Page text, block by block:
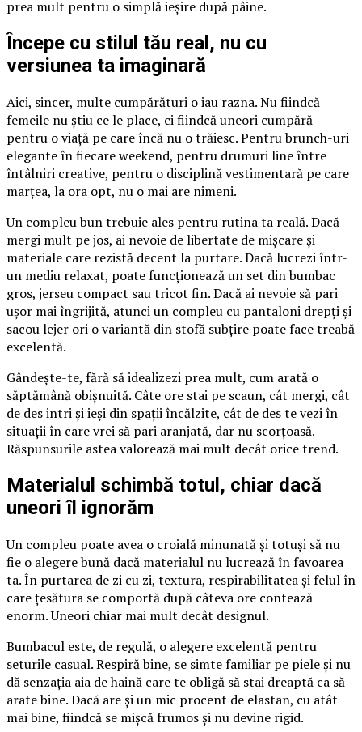
prea mult pentru o simplă ieșire după pâine.
Începe cu stilul tău real, nu cu
versiunea ta imaginară
Aici, sincer, multe cumpărături o iau razna. Nu fiindcă
femeile nu știu ce le place, ci fiindcă uneori cumpără
pentru o viață pe care încă nu o trăiesc. Pentru brunch-uri
elegante în fiecare weekend, pentru drumuri line între
întâlniri creative, pentru o disciplină vestimentară pe care
marțea, la ora opt, nu o mai are nimeni.
Un compleu bun trebuie ales pentru rutina ta reală. Dacă
mergi mult pe jos, ai nevoie de libertate de mișcare și
materiale care rezistă decent la purtare. Dacă lucrezi într-
un mediu relaxat, poate funcționează un set din bumbac
gros, jerseu compact sau tricot fin. Dacă ai nevoie să pari
ușor mai îngrijită, atunci un compleu cu pantaloni drepți și
sacou lejer ori o variantă din stofă subțire poate face treabă
excelentă.
Gândește-te, fără să idealizezi prea mult, cum arată o
săptămână obișnuită. Câte ore stai pe scaun, cât mergi, cât
de des intri și ieși din spații încălzite, cât de des te vezi în
situații în care vrei să pari aranjată, dar nu scorțoasă.
Răspunsurile astea valorează mai mult decât orice trend.
Materialul schimbă totul, chiar dacă
uneori îl ignorăm
Un compleu poate avea o croială minunată și totuși să nu
fie o alegere bună dacă materialul nu lucrează în favoarea
ta. În purtarea de zi cu zi, textura, respirabilitatea și felul în
care țesătura se comportă după câteva ore contează
enorm. Uneori chiar mai mult decât designul.
Bumbacul este, de regulă, o alegere excelentă pentru
seturile casual. Respiră bine, se simte familiar pe piele și nu
dă senzația aia de haină care te obligă să stai dreaptă ca să
arate bine. Dacă are și un mic procent de elastan, cu atât
mai bine, fiindcă se mișcă frumos și nu devine rigid.